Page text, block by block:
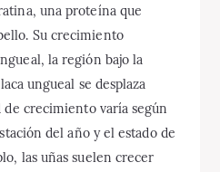
una proteína que
Su crecimiento
la región bajo la
ungueal se desplaza
de crecimiento varía según
del año y el estado de
las uñas suelen crecer